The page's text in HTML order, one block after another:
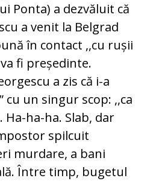
Ponta) a dezvăluit că
a venit la Belgrad
în contact ,,cu rușii
fi președinte.
a zis că i-a
cu un singur scop: ,,ca
Ha-ha-ha. Slab, dar
spilcuit
murdare, a bani
Între timp, bugetul